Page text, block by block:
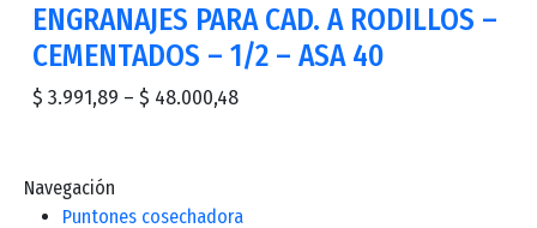
ENGRANAJES PARA CAD. A RODILLOS –
CEMENTADOS – 1/2 – ASA 40
$ 3.991,89 – $ 48.000,48
Navegación
Puntones cosechadora